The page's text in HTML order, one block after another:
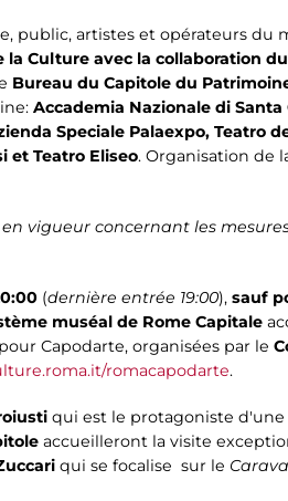
public, artistes et opérateurs du
la Culture avec la collaboration
Bureau du Capitole du
Accademia Nazionale di Santa
Speciale Palaexpo, Teatro
et Teatro Eliseo. Organisation de
vigueur concernant les
(dernière entrée 19:00), sauf
muséal de Rome Capitale
Capodarte, organisées par le
romacapodarte.
qui est le protagoniste
accueilleront la visite
qui se focalise sur le